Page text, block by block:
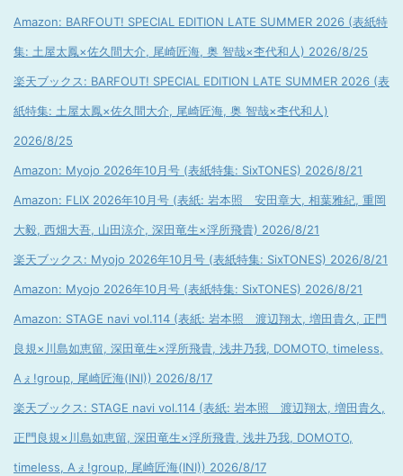
Amazon: BARFOUT! SPECIAL EDITION LATE SUMMER 2026 (表紙特
集: 土屋太鳳×佐久間大介, 尾崎匠海, 奥 智哉×杢代和人) 2026/8/25
楽天ブックス: BARFOUT! SPECIAL EDITION LATE SUMMER 2026 (表
紙特集: 土屋太鳳×佐久間大介, 尾崎匠海, 奥 智哉×杢代和人)
2026/8/25
Amazon: Myojo 2026年10月号 (表紙特集: SixTONES) 2026/8/21
Amazon: FLIX 2026年10月号 (表紙: 岩本照 安田章大, 相葉雅紀, 重岡
大毅, 西畑大吾, 山田涼介, 深田竜生×浮所飛貴) 2026/8/21
楽天ブックス: Myojo 2026年10月号 (表紙特集: SixTONES) 2026/8/21
Amazon: Myojo 2026年10月号 (表紙特集: SixTONES) 2026/8/21
Amazon: STAGE navi vol.114 (表紙: 岩本照 渡辺翔太, 増田貴久, 正門
良規×川島如恵留, 深田竜生×浮所飛貴, 浅井乃我, DOMOTO, timeless,
Aぇ!group, 尾崎匠海(INI)) 2026/8/17
楽天ブックス: STAGE navi vol.114 (表紙: 岩本照 渡辺翔太, 増田貴久,
正門良規×川島如恵留, 深田竜生×浮所飛貴, 浅井乃我, DOMOTO,
timeless, Aぇ!group, 尾崎匠海(INI)) 2026/8/17